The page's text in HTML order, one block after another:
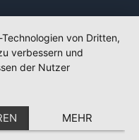
von Dritten,
verbessern und
der Nutzer
MEHR